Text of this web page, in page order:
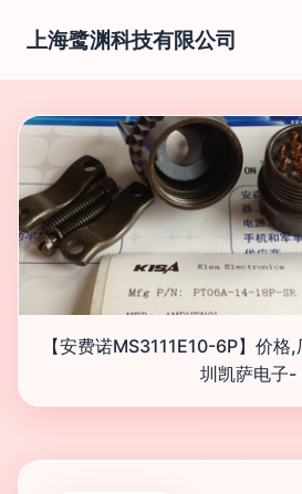
上海鹭渊科技有限公司
【安费诺MS3111E10-6P】价
圳凯萨电子-